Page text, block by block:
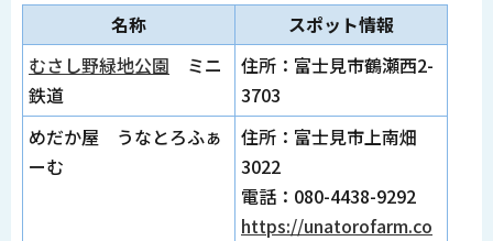
名称
スポット情報
むさし野緑地公園 ミニ
鉄道
住所：富士見市鶴瀬西2-
3703
めだか屋 うなとろふぁ
ーむ
住所：富士見市上南畑
3022
電話：080-4438-9292
https://unatorofarm.co